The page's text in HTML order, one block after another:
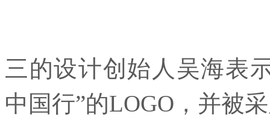
三的设计创始人吴海表
中国行”的LOGO，并被